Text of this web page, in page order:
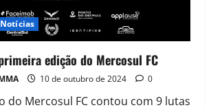
Notícias
edição do Mercosul FC
10 de outubro de 2024 0
do Mercosul FC contou com 9 lutas